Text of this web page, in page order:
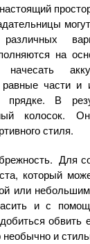
могут
на
начесать
части и
В
колосок.
стиля.
Для
который
или
и с
обвить
и